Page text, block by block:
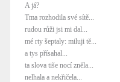
A já?
Tma rozhodila své sítě...
rudou růži jsi mi dal...
mé rty šeptaly: miluji tě...
a tys přísahal...
ta slova tiše nocí zněla...
nelhala a nekřičela...